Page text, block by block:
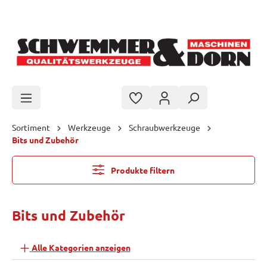
Sortiment Werkzeuge
Schraubwerkzeuge
Bits und Zubehör
Produkte filtern
Bits und Zubehör
Alle Kategorien anzeigen